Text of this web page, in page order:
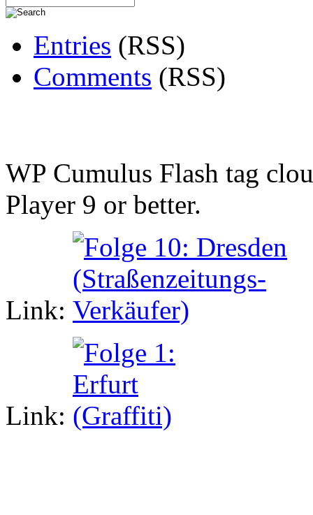
Entries (RSS)
Comments (RSS)
WP Cumulus Flash tag
Player 9 or better.
Link:
Link: